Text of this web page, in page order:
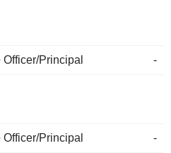
Principal -
Principal -